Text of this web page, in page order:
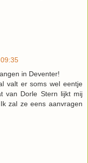
in Deventer!
valt er soms wel eentje
van Dorle Stern lijkt mij
zal ze eens aanvragen